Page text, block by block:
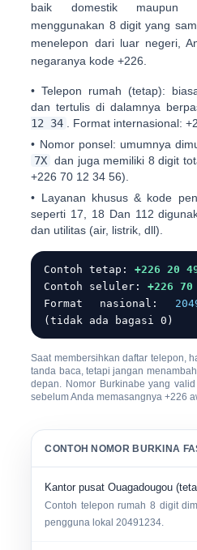
baik domestik maupun
menggunakan 8 digit yang
menelepon dari luar negeri,
negaranya kode+226
•Telepon rumah (tetap):
dan tertulis di dalamnya
12 34
. Format internasional:
• Nomor ponsel: umumnya
7X dan juga memiliki 8 digit
+226 70 12 34 56).
• Layanan khusus & kode
seperti 17 18 Dan 112
dan utilitas (air, listrik, dll).
Contoh tetap:+226 20
Contoh seluler:+226
Format nasional:
(tidak ada bagasi 0)
Saat membersihkan daftar telepon,
tanda baca, tetapijangan
depan. Nomor Burkinabe yang
sebelum Anda memasangnya+226
CONTOH NOMOR BURKINA
Kantor pusat Ouagadougou
Contoh telepon rumah 8 digit
pengguna lokal20491234.